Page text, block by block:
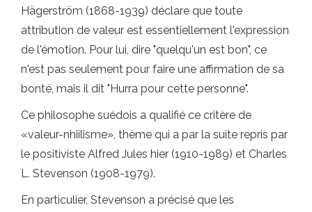
Hägerström (1868-1939) déclare que toute
attribution de valeur est essentiellement l'expression
de l'émotion. Pour lui, dire "quelqu'un est bon", ce
n'est pas seulement pour faire une affirmation de sa
bonté, mais il dit "Hurra pour cette personne".
Ce philosophe suédois a qualifié ce critère de
«valeur-nhiilisme», thème qui a par la suite repris par
le positiviste Alfred Jules hier (1910-1989) et Charles
L. Stevenson (1908-1979).
En particulier, Stevenson a précisé que les